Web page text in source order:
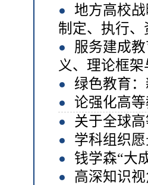
地方高校
制定、执行
服务建成
义、理论框
绿色教育
论强化高
关于全球
学科组织
钱学森“大
高深知识